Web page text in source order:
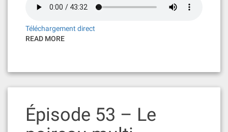
Téléchargement direct
READ MORE
Épisode 53 – Le